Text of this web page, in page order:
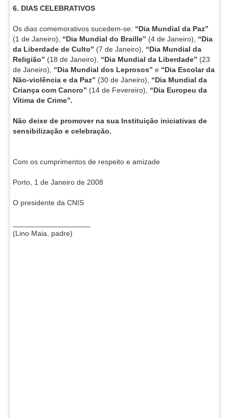
6. DIAS CELEBRATIVOS
Os dias comemorativos sucedem-se: “Dia Mundial da Paz”
(1 de Janeiro), “Dia Mundial do Braille” (4 de Janeiro),
“Dia
da Liberdade de Culto” (7 de Janeiro), “Dia Mundial da
Religião” (18 de Janeiro), “Dia Mundial da Liberdade” (23
de Janeiro), “Dia Mundial dos Leprosos” e “Dia Escolar da
Não-violência e da Paz” (30 de Janeiro), “Dia Mundial da
Criança com Cancro” (14 de Fevereiro), “Dia Europeu da
Vítima de Crime”.
Não deixe de promover na sua Instituição iniciativas de
sensibilização e celebração.
Com os cumprimentos de respeito e amizade
Porto, 1 de Janeiro de 2008
O presidente da CNIS
(Lino Maia, padre)